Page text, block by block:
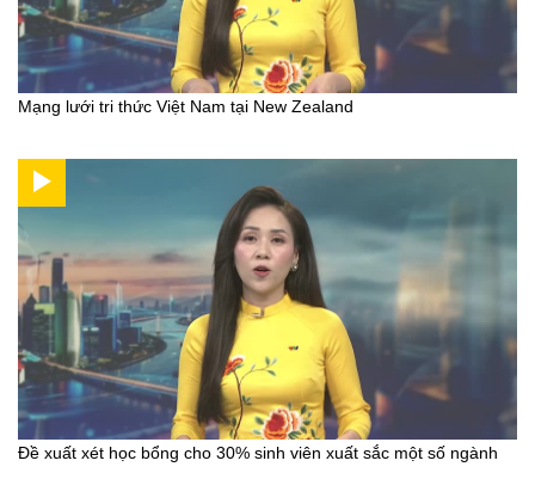
Mạng lưới tri thức Việt Nam tại New Zealand
Đề xuất xét học bổng cho 30% sinh viên xuất sắc một số ngành